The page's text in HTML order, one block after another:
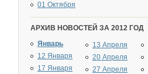
01 Октября
АРХИВ НОВОСТЕЙ ЗА 2012 ГОД
Январь
12 Января
17 Января
13 Апреля
20 Апреля
27 Апреля